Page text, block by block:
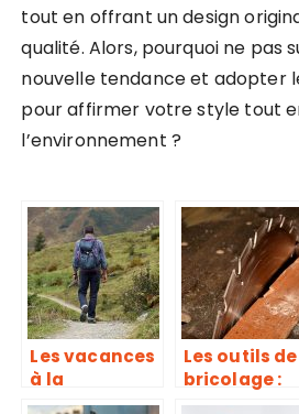
tout en offrant un design
qualité. Alors, pourquoi ne pas
nouvelle tendance et adopter
pour affirmer votre style tout
l’environnement ?
Les vacances
à la
montagne
Les outils de
bricolage :
Différence